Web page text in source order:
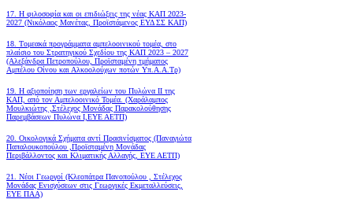
17. Η φιλοσοφία και οι επιδιώξεις της νέας ΚΑΠ 2023-
2027 (Νικόλαος Μανέτας, Προϊστάμενος ΕΥΔ ΣΣ ΚΑΠ)
18. Tομεακά προγράμματα αμπελοοινικού τομέα, στο
πλαίσιο του Στρατηγικού Σχεδίου της ΚΑΠ 2023 – 2027
(Αλεξάνδρα Πετροπούλου, Προϊσταμένη τμήματος
Αμπέλου Οίνου και Αλκοολούχων ποτών Υπ.Α.Α.Τρ)
19. Η αξιοποίηση των εργαλείων του Πυλώνα ΙΙ της
ΚΑΠ, από τον Αμπελοοινικό Τομέα. (Χαράλαμπος
Μουλκιώτης ,Στέλεχος Μονάδας Παρακολούθησης
Παρεμβάσεων Πυλώνα Ι,ΕΥΕ ΑΕΤΠ)
20. Οικολογικά Σχήματα αντί Πρασινίσματος (Παναγιώτα
Παπαλουκοπούλου ,Προϊσταμένη Μονάδας
Περιβάλλοντος και Κλιματικής Αλλαγής, ΕΥΕ ΑΕΤΠ)
21. Νέοι Γεωργοί (Κλεοπάτρα Πανοπούλου , Στέλεχος
Μονάδας Ενισχύσεων στις Γεωργικές Εκμεταλλεύσεις,
ΕΥΕ ΠΑΑ)